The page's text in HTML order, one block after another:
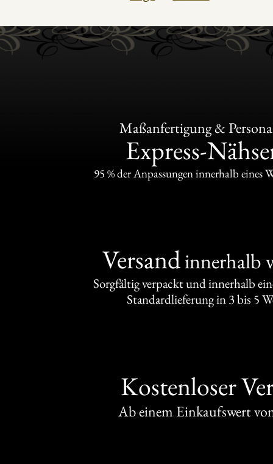
Maßanfertigung &
Express-
95 % der Anpassungen innerhalb eines
Versandinnerhalb
Sorgfältig verpackt und innerhalb
Standardlieferung in 3 bis 5
Kostenloser
Ab einem Einkaufswert